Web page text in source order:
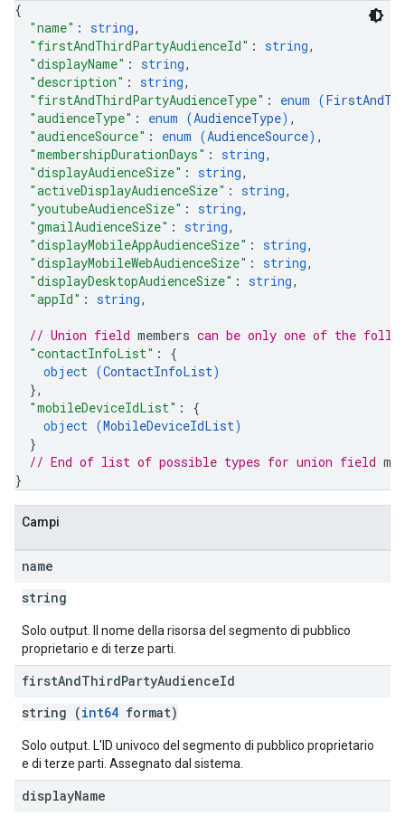
{
"name" : string,
"firstAndThirdPartyAudienceId" : string,
"displayName" : string,
"description" : string,
"firstAndThirdPartyAudienceType" : enum (
"audienceType" : enum (AudienceType) ,
"audienceSource" : enum (AudienceSource) ,
"membershipDurationDays" : string,
"displayAudienceSize" : string,
"activeDisplayAudienceSize" : string,
"youtubeAudienceSize" : string,
"gmailAudienceSize" : string,
"displayMobileAppAudienceSize" : string,
"displayMobileWebAudienceSize" : string,
"displayDesktopAudienceSize" : string,
"appId" : string,
// Union field members can be only one of the
"contactInfoList" : {
object (ContactInfoList)
},
"mobileDeviceIdList" : {
object (MobileDeviceIdList)
}
// End of list of possible types for union field
}
Campi
name
string
Solo output. Il nome della risorsa del segmento di pubblico
proprietario e di terze parti.
firstAndThirdPartyAudienceId
string (int64 format)
Solo output. L'ID univoco del segmento di pubblico proprietario
e di terze parti. Assegnato dal sistema.
displayName